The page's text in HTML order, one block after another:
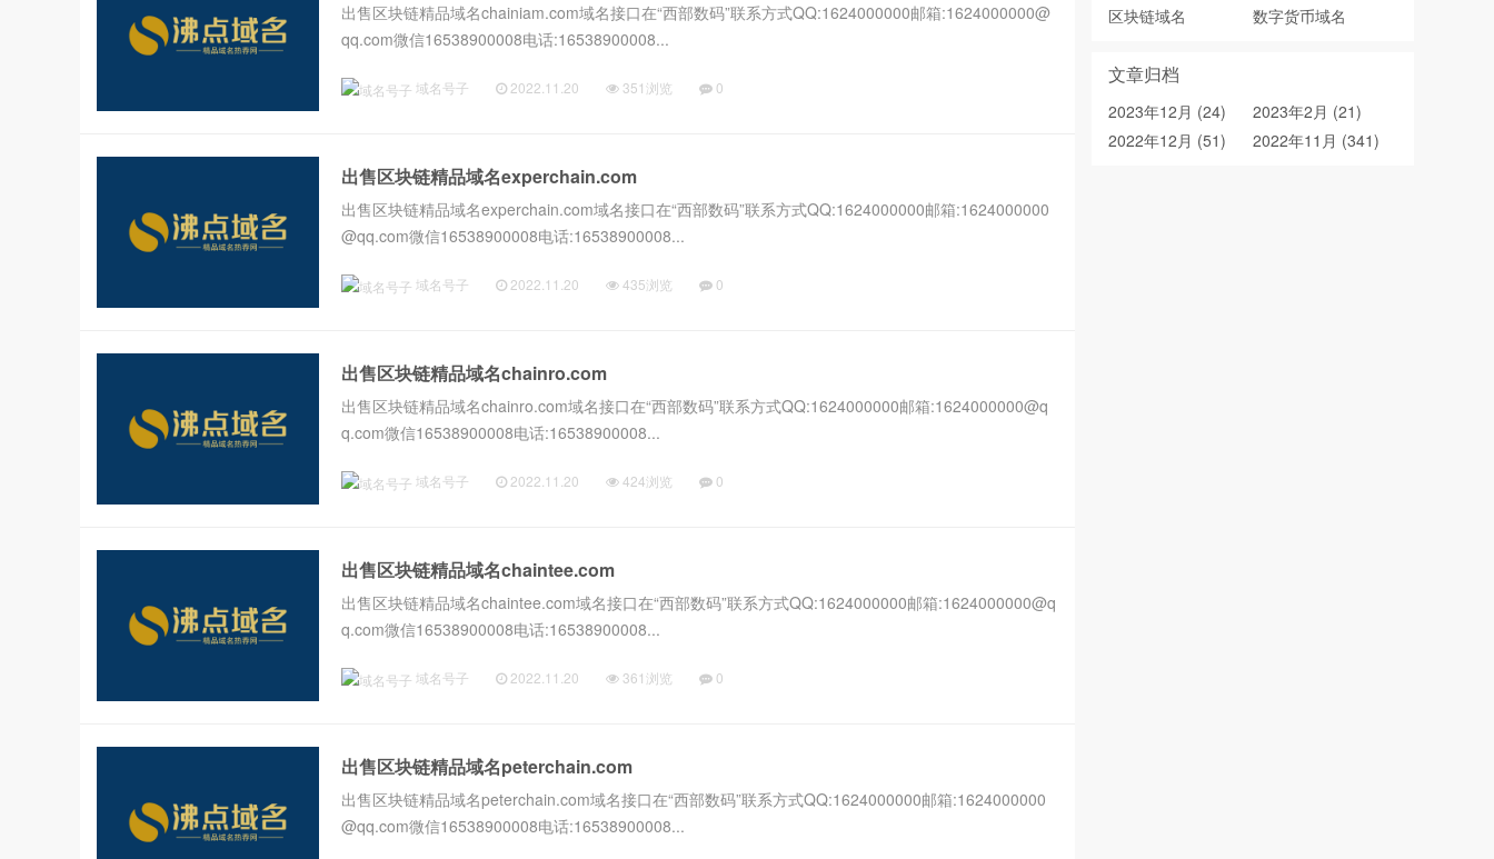
出售区块链精品域名chainiam.com域名接口在“西部数码”联系方式QQ:1624000000邮箱:1624000000@
qq.com微信16538900008电话:16538900008...
域名号子 2022.11.20 351浏览 0
出售区块链精品域名experchain.com
出售区块链精品域名experchain.com域名接口在“西部数码”联系方式QQ:1624000000邮箱:1624000000
@qq.com微信16538900008电话:16538900008...
域名号子 2022.11.20 435浏览 0
出售区块链精品域名chainro.com
出售区块链精品域名chainro.com域名接口在“西部数码”联系方式QQ:1624000000邮箱:1624000000@q
q.com微信16538900008电话:16538900008...
域名号子 2022.11.20 424浏览 0
出售区块链精品域名chaintee.com
出售区块链精品域名chaintee.com域名接口在“西部数码”联系方式QQ:1624000000邮箱:1624000000@q
q.com微信16538900008电话:16538900008...
域名号子 2022.11.20 361浏览 0
出售区块链精品域名peterchain.com
出售区块链精品域名peterchain.com域名接口在“西部数码”联系方式QQ:1624000000邮箱:1624000000
@qq.com微信16538900008电话:16538900008...
区块链域名
数字货币域名
文章归档
2023年12月 (24)
2023年2月 (21)
2022年12月 (51)
2022年11月 (341)